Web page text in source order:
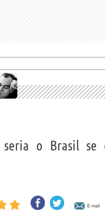
o Brasil se
E-mail